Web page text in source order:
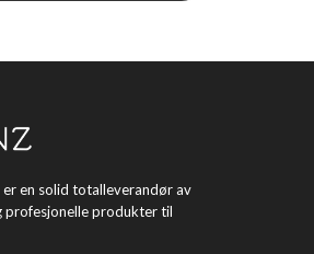
er en solid totalleverandør av
profesjonelle produkter til